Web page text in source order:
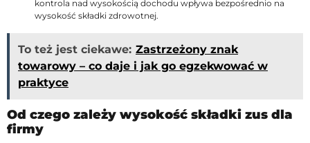
kontrola nad wysokością dochodu wpływa bezpośrednio na
wysokość składki zdrowotnej.
To też jest ciekawe: Zastrzeżony znak
towarowy – co daje i jak go egzekwować w
praktyce
Od czego zależy wysokość składki zus dla
firmy